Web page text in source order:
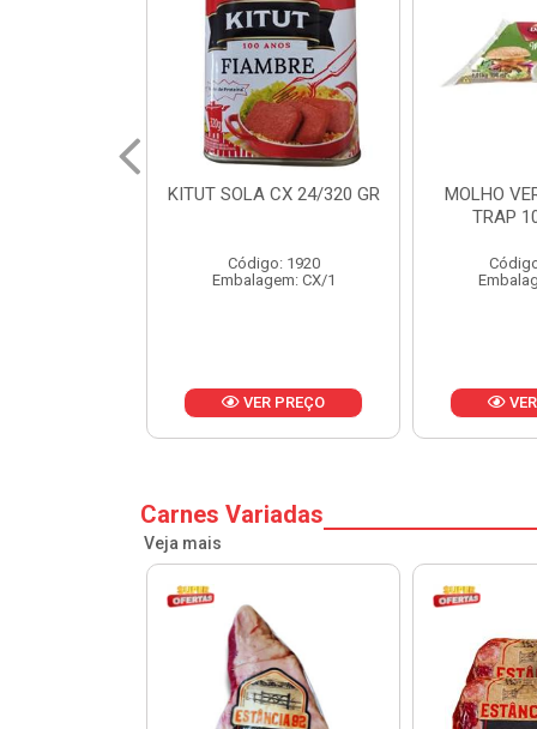
MOLHO VERDE D'AJUDA
Código: 13751
Embalagem: CX/1
VER PREÇO
FRUTAS
CX
Carnes Variadas
Veja mais